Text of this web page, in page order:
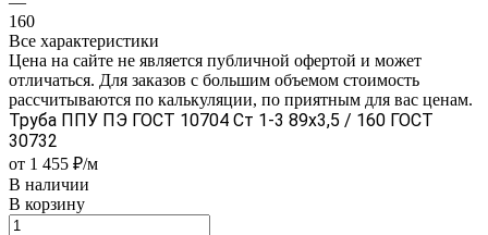
160
Все характеристики
Цена на сайте не является публичной офертой и может
отличаться. Для заказов с большим объемом стоимость
рассчитываются по калькуляции, по приятным для вас ценам.
Труба ППУ ПЭ ГОСТ 10704 Ст 1-3 89x3,5 / 160 ГОСТ
30732
от 1 455 ₽/м
В наличии
В корзину